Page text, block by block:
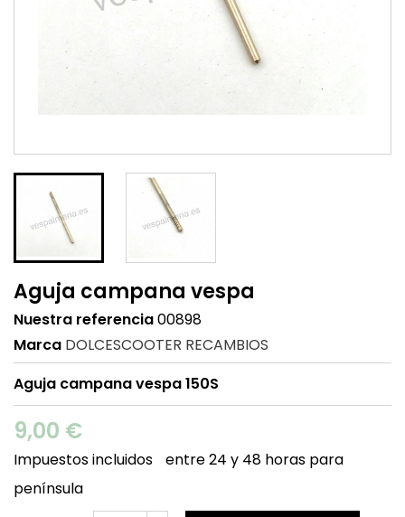
Aguja campana vespa
Nuestra referencia00898
Marca DOLCESCOOTER RECAMBIOS
Aguja campana vespa 150S
9,00 €
Impuestos incluidos
entre 24 y 48 horas para
península